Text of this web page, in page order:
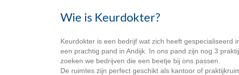
Wie is Keurdokter?
Keurdokter is een bedrijf wat zich heeft gespecialiseerd
een prachtig pand in Andijk. In ons pand zijn nog 3
zoeken we bedrijven die een beetje bij ons passen.
De ruimtes zijn perfect geschikt als kantoor of